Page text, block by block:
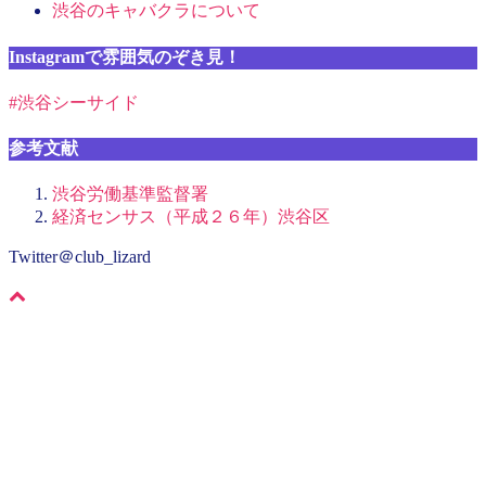
渋谷のキャバクラについて
Instagramで雰囲気のぞき見！
#渋谷シーサイド
参考文献
渋谷労働基準監督署
経済センサス（平成２６年）渋谷区
Twitter＠club_lizard